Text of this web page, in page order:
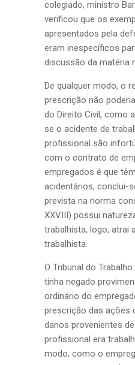
colegiado, ministro
verificou que os
apresentados pela
eram inespecíficos
discussão da matéria
De qualquer modo, o
prescrição não
do Direito Civil, como
se o acidente de
profissional são
com o contrato de
empregados é que
acidentários, conclui-
prevista na norma
XXVIII) possui
trabalhista, logo, atrai
trabalhista.
O Tribunal do
tinha negado
ordinário do
prescrição das ações
danos provenientes
profissional era
modo, como o